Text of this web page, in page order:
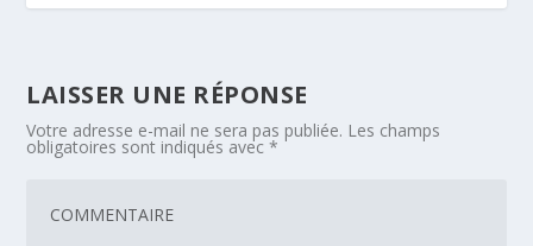
LAISSER UNE RÉPONSE
Votre adresse e-mail ne sera pas publiée. Les champs
obligatoires sont indiqués avec*